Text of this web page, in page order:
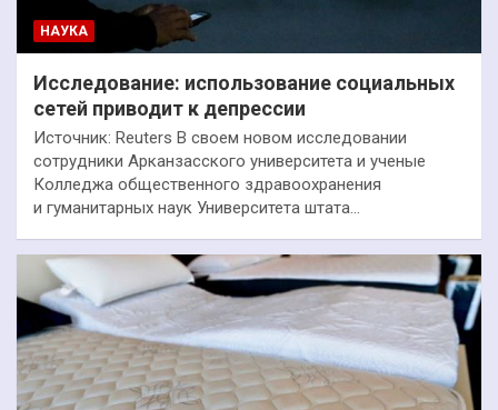
НАУКА
Исследование: использование социальных
сетей приводит к депрессии
Источник: Reuters В своем новом исследовании
сотрудники Арканзасского университета и ученые
Колледжа общественного здравоохранения
и гуманитарных наук Университета штата…